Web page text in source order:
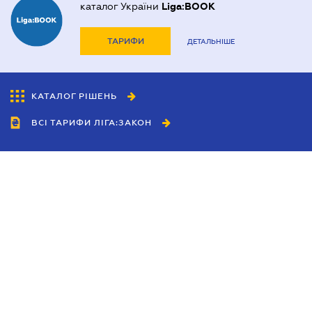
каталог України Liga:BOOK
ТАРИФИ ДЕТАЛЬНІШЕ
КАТАЛОГ РІШЕНЬ
ВСІ ТАРИФИ ЛІГА:ЗАКОН